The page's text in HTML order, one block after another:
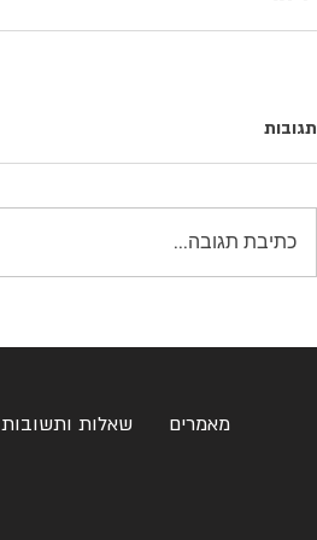
תגובות
כתיבת תגובה...
שאלות ותשובות מאמרים